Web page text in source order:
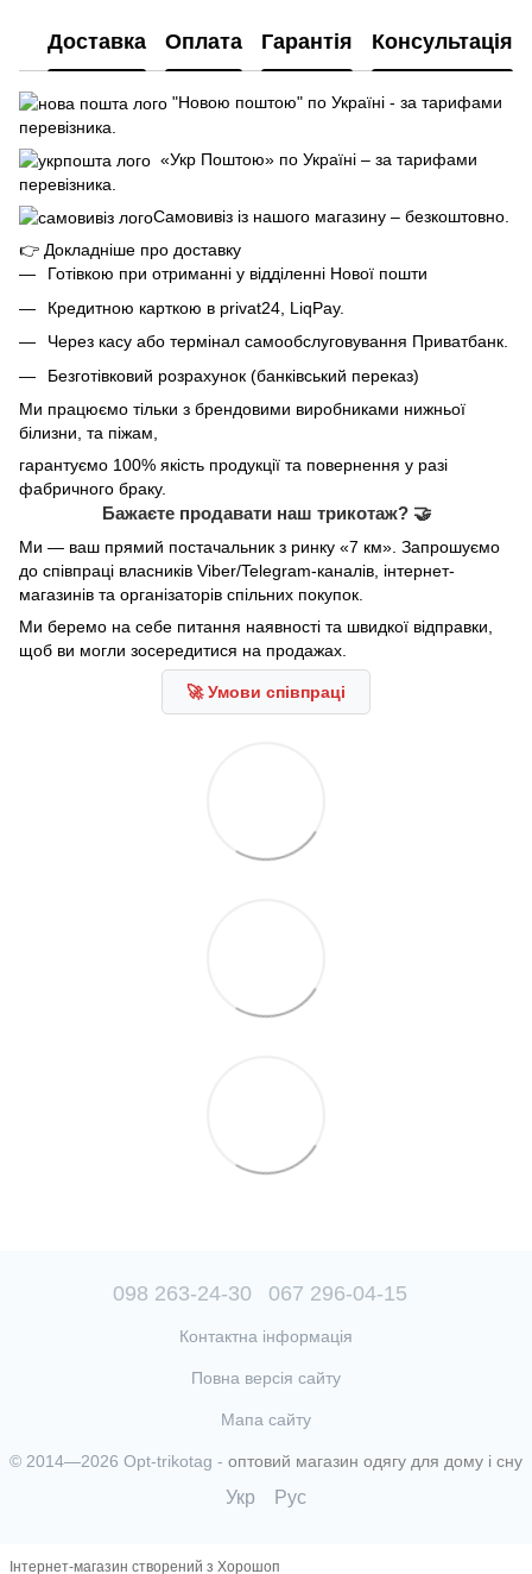
Доставка Оплата Гарантія Консультація
"Новою поштою" по Україні - за тарифами
перевізника.
«Укр Поштою» по Україні – за тарифами
перевізника.
Самовивіз із нашого магазину – безкоштовно.
👉 Докладніше про доставку
Готівкою при отриманні у відділенні Нової пошти
Кредитною карткою в privat24, LiqPay.
Через касу або термінал самообслуговування Приватбанк.
Безготівковий розрахунок (банківський переказ)
Ми працюємо тільки з брендовими виробниками нижньої
білизни, та піжам,
гарантуємо 100% якість продукції та повернення у разі
фабричного браку.
Бажаєте продавати наш трикотаж? 🤝
Ми — ваш прямий постачальник з ринку «7 км». Запрошуємо
до співпраці власників Viber/Telegram-каналів, інтернет-
магазинів та організаторів спільних покупок.
Ми беремо на себе питання наявності та швидкої відправки,
щоб ви могли зосередитися на продажах.
🚀 Умови співпраці
098 263-24-30 067 296-04-15
Контактна інформація
Повна версія сайту
Мапа сайту
© 2014—2026 Opt-trikotag - оптовий магазин одягу для дому і сну
Укр Рус
Інтернет-магазин створений з Хорошоп